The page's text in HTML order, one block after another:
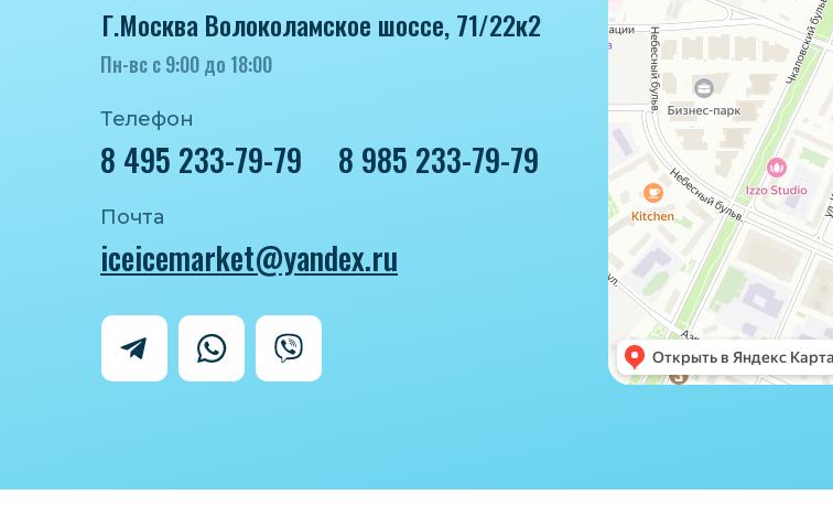
Г.Москва Волоколамское шоссе, 71/22к2
Пн-вс с 9:00 до 18:00
Телефон
8 495 233-79-79
Почта
iceicemarket@yandex.ru
8 985 233-79-79